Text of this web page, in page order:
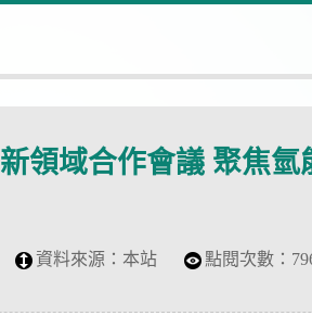
領域合作會議 聚焦氫
資料來源： 本站 點閱次數：